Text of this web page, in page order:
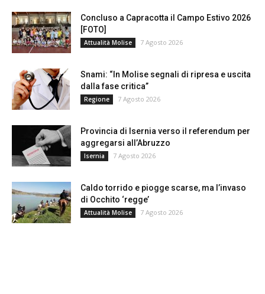
Concluso a Capracotta il Campo Estivo 2026
[FOTO]
Attualità Molise 7 Agosto 2026
Snami: “In Molise segnali di ripresa e uscita
dalla fase critica”
Regione 7 Agosto 2026
Provincia di Isernia verso il referendum per
aggregarsi all’Abruzzo
Isernia 7 Agosto 2026
Caldo torrido e piogge scarse, ma l’invaso
di Occhito ‘regge’
Attualità Molise 7 Agosto 2026